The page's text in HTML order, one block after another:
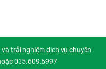
trải nghiệm dịch vụ chuyên
035.609.6997